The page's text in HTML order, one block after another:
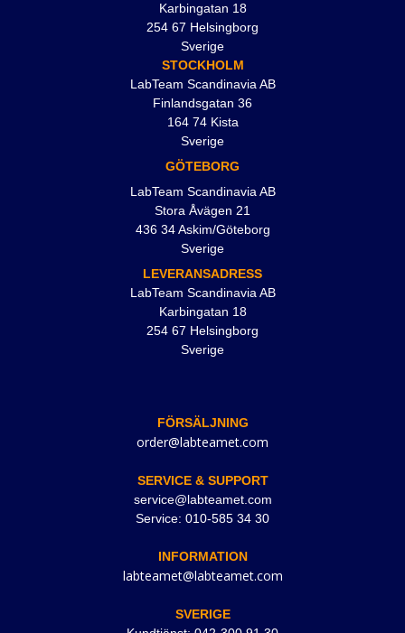
Karbingatan 18
254 67 Helsingborg
Sverige
STOCKHOLM
LabTeam Scandinavia AB
Finlandsgatan 36
164 74 Kista
Sverige
GÖTEBORG
LabTeam Scandinavia AB
Stora Åvägen 21
436 34 Askim/Göteborg
Sverige
LEVERANSADRESS
LabTeam Scandinavia AB
Karbingatan 18
254 67 Helsingborg
Sverige
FÖRSÄLJNING
order@labteamet.com
SERVICE & SUPPORT
service@labteamet.com
Service: 010-585 34 30
INFORMATION
labteamet@labteamet.com
SVERIGE